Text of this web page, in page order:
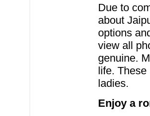
Due to
about
options
view all
genuine.
life.
ladies.
Enjoy a